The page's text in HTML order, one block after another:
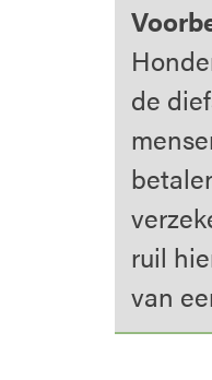
de
ruil
van